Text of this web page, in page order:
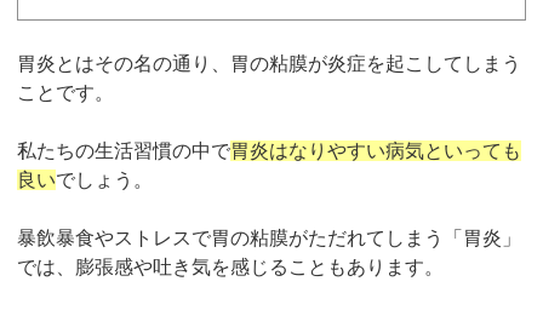
胃炎とはその名の通り、胃の粘膜が炎症を起こしてしまう
ことです。
私たちの生活習慣の中で胃炎はなりやすい病気といっても
良いでしょう。
暴飲暴食やストレスで胃の粘膜がただれてしまう「胃炎」
では、 膨張感や吐き気を感じることもあります。